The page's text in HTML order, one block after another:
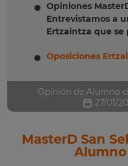
Opiniones
Entrevistamos a
Ertzaintza que se
Oposiciones
Opinión de Alumno
27/01/
MasterD San